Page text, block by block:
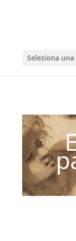
Seleziona una